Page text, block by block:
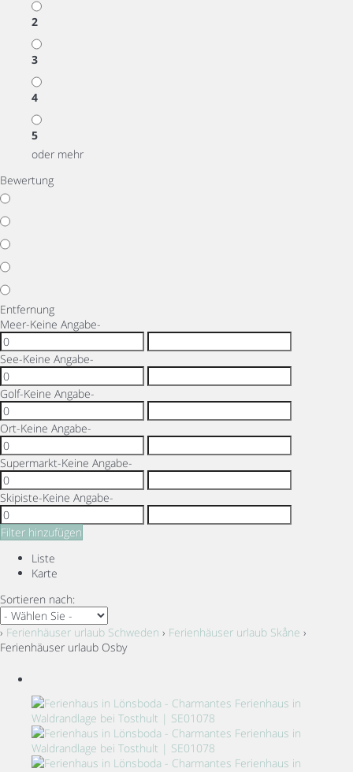
2
3
4
5
oder mehr
Bewertung
Entfernung
Meer-Keine Angabe-
See-Keine Angabe-
Golf-Keine Angabe-
Ort-Keine Angabe-
Supermarkt-Keine Angabe-
Skipiste-Keine Angabe-
Filter hinzufügen
Liste
Karte
Sortieren nach:
› Ferienhäuser urlaub Schweden › Ferienhäuser urlaub Skåne ›
Ferienhäuser urlaub Osby